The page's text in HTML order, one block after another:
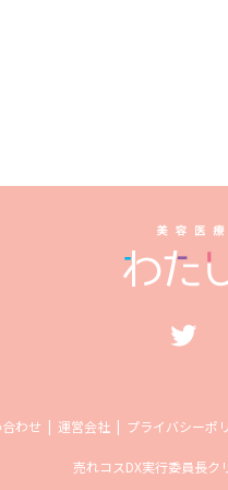
わせ 運営会社 プライバシーポ
売れコスDX実行委員長ク